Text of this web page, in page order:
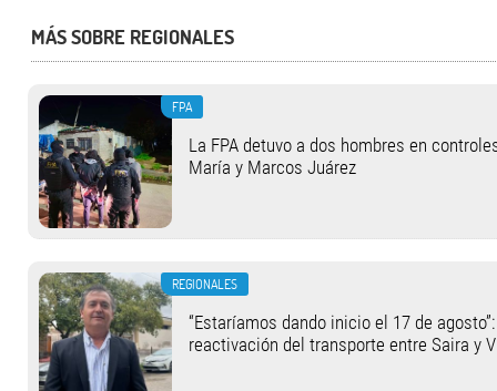
MÁS SOBRE REGIONALES
FPA
La FPA detuvo a dos hombres en
María y Marcos Juárez
REGIONALES
“Estaríamos dando inicio el 17 de
reactivación del transporte entre Saira y